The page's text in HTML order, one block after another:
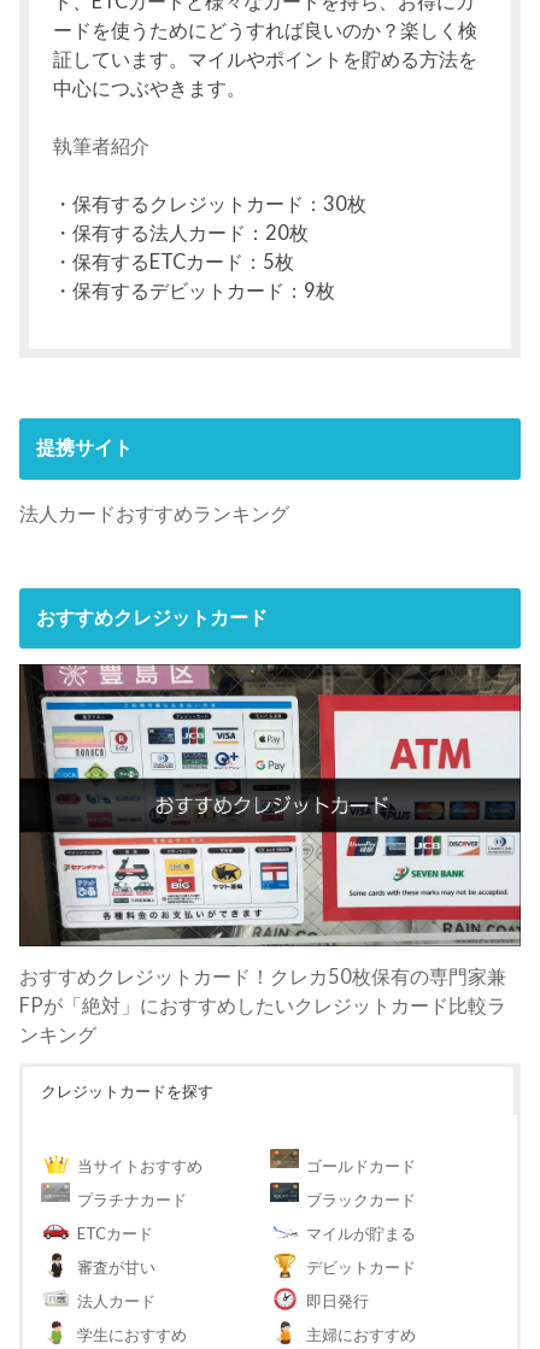
ードを使うためにどうすれば良いのか？楽しく検
証しています。マイルやポイントを貯める方法を
中心につぶやきます。
執筆者紹介
・保有するクレジットカード：30枚
・保有する法人カード：20枚
・保有するETCカード：5枚
・保有するデビットカード：9枚
提携サイト
法人カードおすすめランキング
おすすめクレジットカード
おすすめクレジットカード！クレカ50枚保有の専門家兼
FPが「絶対」におすすめしたいクレジットカード比較ラ
ンキング
クレジットカードを探す
当サイトおすすめ
ゴールドカード
プラチナカード
ブラックカード
ETCカード
マイルが貯まる
審査が甘い
デビットカード
法人カード
即日発行
学生におすすめ
主婦におすすめ